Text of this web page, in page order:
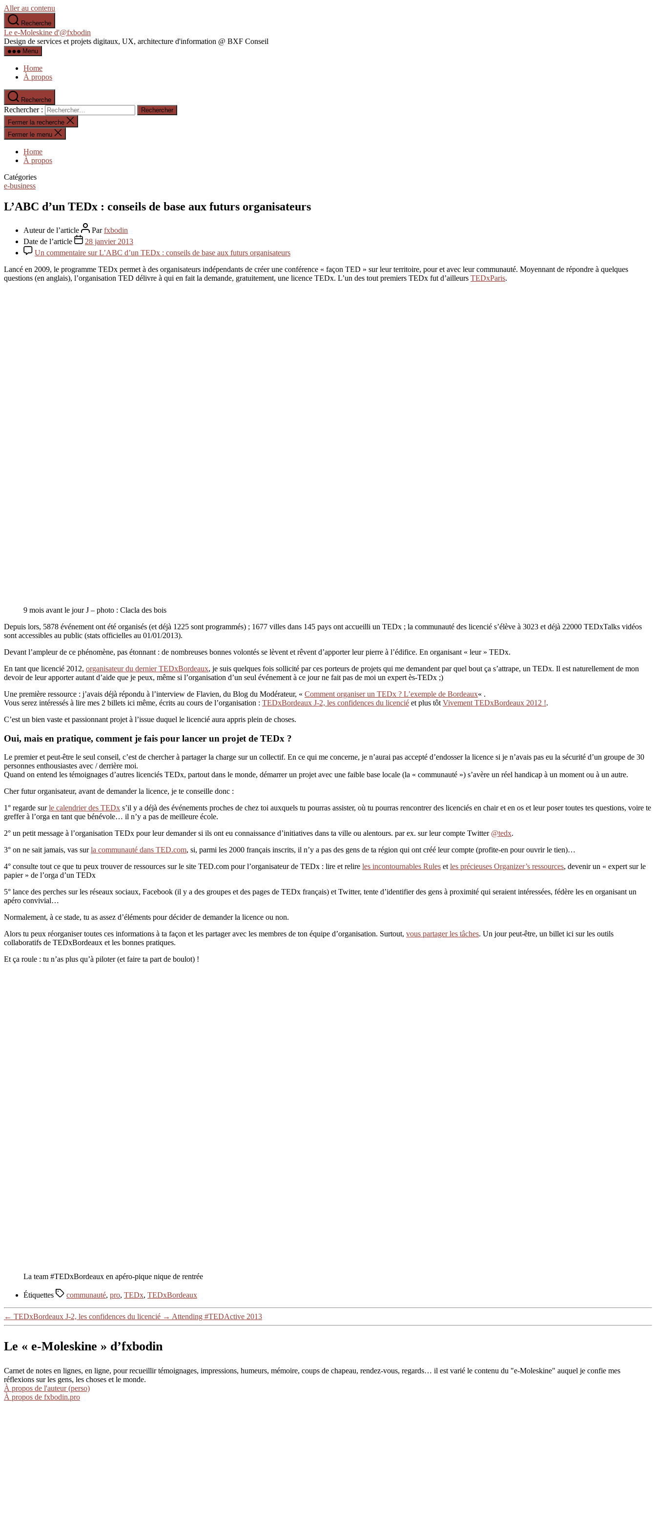
Aller au contenu
Recherche
Le e-Moleskine d'@fxbodin
Design de services et projets digitaux, UX, architecture d'information @ BXF Conseil
Menu
Home
À propos
Recherche
Rechercher :
Fermer la recherche
Fermer le menu
Home
À propos
Catégories
e-business
L’ABC d’un TEDx : conseils de base aux futurs organisateurs
Auteur de l’article Parfxbodin
Date de l’article
28 janvier 2013
Un commentaire sur L’ABC d’un TEDx : conseils de base aux futurs organisateurs
Lancé en 2009, le programme TEDx permet à des organisateurs indépendants de créer une conférence « façon TED » sur leur territoire, pour et avec leur communauté. Moyennant de répondre à quelques
questions (en anglais), l’organisation TED délivre à qui en fait la demande, gratuitement, une licence TEDx. L’un des tout premiers TEDx fut d’ailleurs TEDxParis.
9 mois avant le jour J – photo : Clacla des bois
Depuis lors, 5878 événement ont été organisés (et déjà 1225 sont programmés) ; 1677 villes dans 145 pays ont accueilli un TEDx ; la communauté des licencié s’élève à 3023 et déjà 22000 TEDxTalks vidéos
sont accessibles au public (stats officielles au 01/01/2013).
Devant l’ampleur de ce phénomène, pas étonnant : de nombreuses bonnes volontés se lèvent et rêvent d’apporter leur pierre à l’édifice. En organisant « leur » TEDx.
En tant que licencié 2012, organisateur du dernier TEDxBordeaux, je suis quelques fois sollicité par ces porteurs de projets qui me demandent par quel bout ça s’attrape, un TEDx. Il est naturellement de mon
devoir de leur apporter autant d’aide que je peux, même si l’organisation d’un seul événement à ce jour ne fait pas de moi un expert ès-TEDx ;)
Une première ressource : j’avais déjà répondu à l’interview de Flavien, du Blog du Modérateur, « Comment organiser un TEDx ? L’exemple de Bordeaux« .
Vous serez intéressés à lire mes 2 billets ici même, écrits au cours de l’organisation : TEDxBordeaux J-2, les confidences du licencié et plus tôt Vivement TEDxBordeaux 2012 !.
C’est un bien vaste et passionnant projet à l’issue duquel le licencié aura appris plein de choses.
Oui, mais en pratique, comment je fais pour lancer un projet de TEDx ?
Le premier et peut-être le seul conseil, c’est de chercher à partager la charge sur un collectif. En ce qui me concerne, je n’aurai pas accepté d’endosser la licence si je n’avais pas eu la sécurité d’un groupe de 30
personnes enthousiastes avec / derrière moi.
Quand on entend les témoignages d’autres licenciés TEDx, partout dans le monde, démarrer un projet avec une faible base locale (la « communauté ») s’avère un réel handicap à un moment ou à un autre.
Cher futur organisateur, avant de demander la licence, je te conseille donc :
1° regarde surle calendrier des TEDx s’il y a déjà des événements proches de chez toi auxquels tu pourras assister, où tu pourras rencontrer des licenciés en chair et en os et leur poser toutes tes questions, voire te
greffer à l’orga en tant que bénévole… il n’y a pas de meilleure école.
2° un petit message à l’organisation TEDx pour leur demander si ils ont eu connaissance d’initiatives dans ta ville ou alentours. par ex. sur leur compte Twitter @tedx.
3° on ne sait jamais, vas surla communauté dans TED.com, si, parmi les 2000 français inscrits, il n’y a pas des gens de ta région qui ont créé leur compte (profite-en pour ouvrir le tien)…
4° consulte tout ce que tu peux trouver de ressources sur le site TED.com pour l’organisateur de TEDx : lire et relire les incontournables Rules et les précieuses Organizer’s ressources, devenir un « expert sur le
papier » de l’orga d’un TEDx
5° lance des perches sur les réseaux sociaux, Facebook (il y a des groupes et des pages de TEDx français) et Twitter, tente d’identifier des gens à proximité qui seraient intéressées, fédère les en organisant un
apéro convivial…
Normalement, à ce stade, tu as assez d’éléments pour décider de demander la licence ou non.
Alors tu peux réorganiser toutes ces informations à ta façon et les partager avec les membres de ton équipe d’organisation. Surtout, vous partager les tâches. Un jour peut-être, un billet ici sur les outils
collaboratifs de TEDxBordeaux et les bonnes pratiques.
Et ça roule : tu n’as plus qu’à piloter (et faire ta part de boulot) !
La team #TEDxBordeaux en apéro-pique nique de rentrée
Étiquettes communauté, pro, TEDx, TEDxBordeaux
← TEDxBordeaux J-2, les confidences du licencié → Attending #TEDActive 2013
Le « e-Moleskine » d’fxbodin
Carnet de notes en lignes, en ligne, pour recueillir témoignages, impressions, humeurs, mémoire, coups de chapeau, rendez-vous, regards… il est varié le contenu du "e-Moleskine" auquel je confie mes
réflexions sur les gens, les choses et le monde.
À propos de l'auteur (perso)
À propos de fxbodin.pro